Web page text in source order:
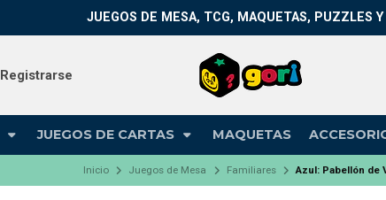
Registrarse
JUEGOS DE CARTAS MAQUETAS
JUEGOS DE MESA, TCG, MAQUETAS, PUZZLES Y
Inicio Juegos de Mesa Familiares Azul: Pabellón de